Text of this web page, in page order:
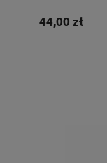
44,00 zł